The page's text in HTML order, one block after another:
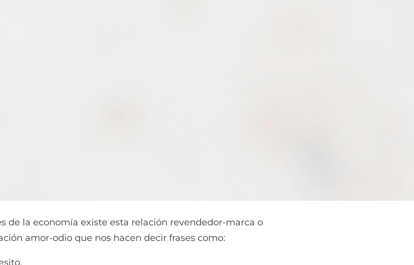
de la economía existe esta relación revendedor-marca o
amor-odio que nos hacen decir frases como: